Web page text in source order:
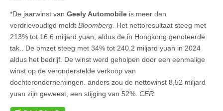
*De jaarwinst van Geely Automobile is meer dan
verdrievoudigd meldt Bloomberg . Het nettoresultaat steeg met
213% tot 16,6 miljard yuan, aldus de in Hongkong genoteerde
tak.. De omzet steeg met 34% tot 240,2 miljard yuan in 2024
aldus het bedrijf. De winst werd geholpen door een eenmalige
winst op de veronderstelde verkoop van
dochterondernemingen. anders zou de nettowinst 8,52 miljard
yuan zijn geweest, een stijging van 52%. CER